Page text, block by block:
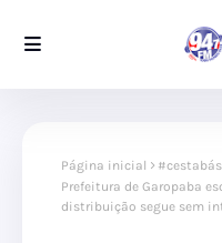
Página inicial
Prefeitura de Garopaba
distribuição segue sem